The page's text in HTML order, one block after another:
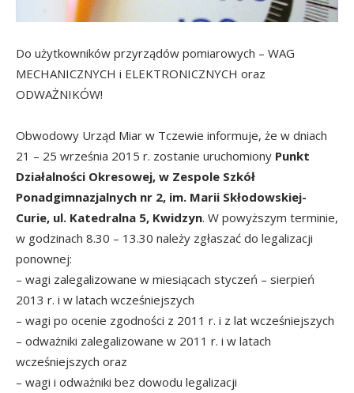
Do użytkowników przyrządów pomiarowych – WAG
MECHANICZNYCH i ELEKTRONICZNYCH oraz
ODWAŻNIKÓW!
Obwodowy Urząd Miar w Tczewie informuje, że w dniach
21 – 25 września 2015 r. zostanie uruchomiony Punkt
Działalności Okresowej, w Zespole Szkół
Ponadgimnazjalnych nr 2, im. Marii Skłodowskiej-
Curie, ul. Katedralna 5, Kwidzyn. W powyższym terminie,
w godzinach 8.30 – 13.30 należy zgłaszać do legalizacji
ponownej:
– wagi zalegalizowane w miesiącach styczeń – sierpień
2013 r. i w latach wcześniejszych
– wagi po ocenie zgodności z 2011 r. i z lat wcześniejszych
– odważniki zalegalizowane w 2011 r. i w latach
wcześniejszych oraz
– wagi i odważniki bez dowodu legalizacji